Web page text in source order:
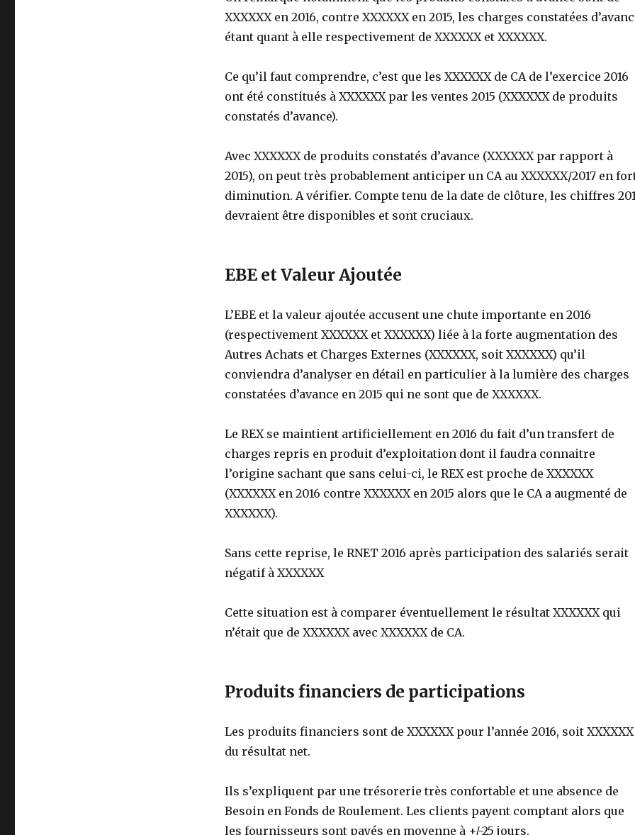
XXXXXX en 2016, contre XXXXXX en 2015, les charges constatées
étant quant à elle respectivement de XXXXXX et XXXXXX.
Ce qu’il faut comprendre, c’est que les XXXXXX de CA de l’exercice 2016
ont été constitués à XXXXXX par les ventes 2015 (XXXXXX de produits
constatés d’avance).
Avec XXXXXX de produits constatés d’avance (XXXXXX par rapport à
2015), on peut très probablement anticiper un CA au XXXXXX/2017 en
diminution. A vérifier. Compte tenu de la date de clôture, les chiffres
devraient être disponibles et sont cruciaux.
EBE et Valeur Ajoutée
L’EBE et la valeur ajoutée accusent une chute importante en 2016
(respectivement XXXXXX et XXXXXX) liée à la forte augmentation des
Autres Achats et Charges Externes (XXXXXX, soit XXXXXX) qu’il
conviendra d’analyser en détail en particulier à la lumière des charges
constatées d’avance en 2015 qui ne sont que de XXXXXX.
Le REX se maintient artificiellement en 2016 du fait d’un transfert de
charges repris en produit d’exploitation dont il faudra connaitre
l’origine sachant que sans celui-ci, le REX est proche de XXXXXX
(XXXXXX en 2016 contre XXXXXX en 2015 alors que le CA a augmenté de
XXXXXX).
Sans cette reprise, le RNET 2016 après participation des salariés serait
négatif à XXXXXX
Cette situation est à comparer éventuellement le résultat XXXXXX qui
n’était que de XXXXXX avec XXXXXX de CA.
Produits financiers de participations
Les produits financiers sont de XXXXXX pour l’année 2016, soit XXXXXX
du résultat net.
Ils s’expliquent par une trésorerie très confortable et une absence de
Besoin en Fonds de Roulement. Les clients payent comptant alors que
les fournisseurs sont payés en moyenne à +/-25 jours.